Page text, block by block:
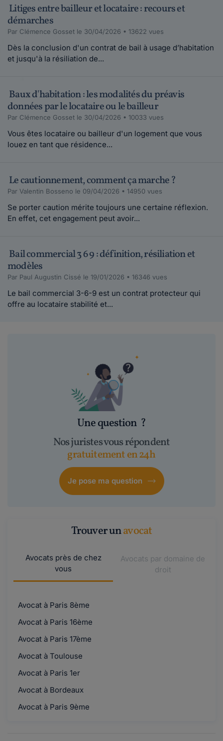
Litiges entre bailleur et locataire : recours et
démarches
Par Clémence Gosset le 30/04/2026 • 13622 vues
Dès la conclusion d'un contrat de bail à usage d’habitation
et jusqu'à la résiliation de...
Baux d'habitation : les modalités du préavis
données par le locataire ou le bailleur
Par Clémence Gosset le 30/04/2026 • 10033 vues
Vous êtes locataire ou bailleur d'un logement que vous
louez en tant que résidence...
Le cautionnement, comment ça marche ?
Par Valentin Bosseno le 09/04/2026 • 14950 vues
Se porter caution mérite toujours une certaine réflexion.
En effet, cet engagement peut avoir...
Bail commercial 3 6 9 : définition, résiliation et
modèles
Par Paul Augustin Cissé le 19/01/2026 • 16346 vues
Le bail commercial 3-6-9 est un contrat protecteur qui
offre au locataire stabilité et...
Une question ?
Nos juristes vous répondent
gratuitement en 24h
Je pose ma question
Trouver unavocat
Avocats près de chez
vous
Avocats par domaine de
droit
Avocat à Paris 8ème
Avocat à Paris 16ème
Avocat à Paris 17ème
Avocat à Toulouse
Avocat à Paris 1er
Avocat à Bordeaux
Avocat à Paris 9ème